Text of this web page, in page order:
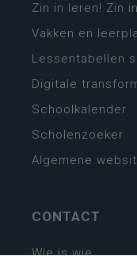
Zin in leren! Zin
Vakken en
Lessentabellen
Digitale
Schoolkalender
Scholenzoeker
Algemene
CONTACT
Wie is wie